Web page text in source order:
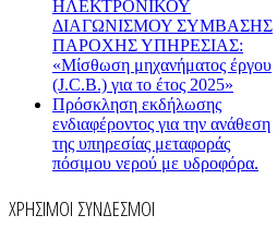
ΗΛΕΚΤΡΟΝΙΚΟΥ
ΔΙΑΓΩΝΙΣΜΟΥ ΣΥΜΒΑΣΗΣ
ΠΑΡΟΧΗΣ ΥΠΗΡΕΣΙΑΣ:
«Μίσθωση μηχανήματος έργου
(J.C.B.) για το έτος 2025»
Πρόσκληση εκδήλωσης
ενδιαφέροντος για την ανάθεση
της υπηρεσίας μεταφοράς
πόσιμου νερού με υδροφόρα.
ΧΡΗΣΙΜΟΙ ΣΥΝΔΕΣΜΟΙ